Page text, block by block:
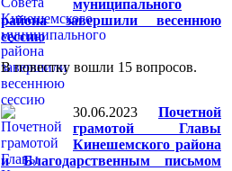
муниципального
района завершили весеннюю
сессию
В повестку вошли 15 вопросов.
30.06.2023
Почетной
грамотой Главы
Кинешемского района
и Благодарственным письмом